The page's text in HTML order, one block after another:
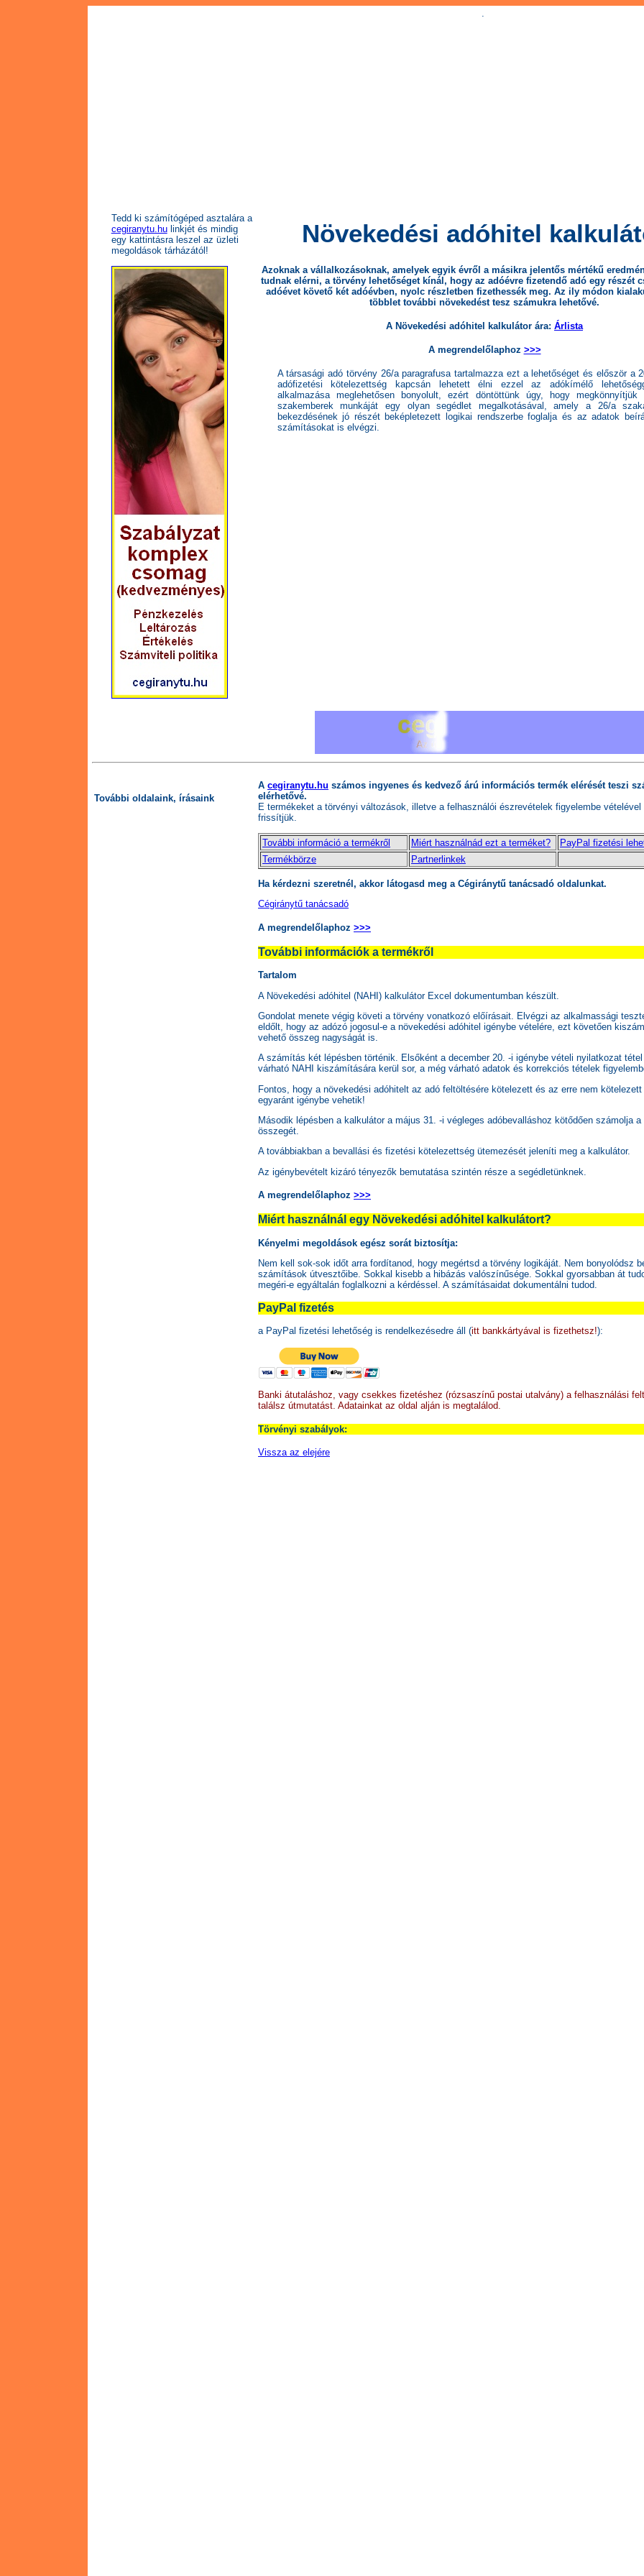
.
Tedd ki számítógéped asztalára a
cegiranytu.hulinkjét és mindig
egy kattintásra leszel az üzleti
megoldások tárházától!
Növekedési adóhitel
Azoknak a vállalkozásoknak, amelyek egyik évről a másikra jelentős mértékű
tudnak elérni, a törvény lehetőséget kínál, hogy az adóévre fizetendő adó egy részét
adóévet követő két adóévben, nyolc részletben fizethessék meg. Az ily módon
többlet további növekedést tesz számukra lehetővé.
A Növekedési adóhitel kalkulátor ára: Árlista
A megrendelőlaphoz >>>
A társasági adó törvény 26/a paragrafusa tartalmazza ezt a lehetőséget és először a
adófizetési kötelezettség kapcsán lehetett élni ezzel az adókímélő
alkalmazása meglehetősen bonyolult, ezért döntöttünk úgy, hogy megkönnyítjük
szakemberek munkáját egy olyan segédlet megalkotásával, amely a 26/a
bekezdésének jó részét beképletezett logikai rendszerbe foglalja és az adatok
számításokat is elvégzi.
További oldalaink, írásaink
A cegiranytu.hu számos ingyenes és kedvező árú információs termék elérését teszi
elérhetővé.
E termékeket a törvényi változások, illetve a felhasználói észrevételek figyelembe vételével
frissítjük.
További információ a termékről Miért használnád ezt a terméket?
PayPal fizetési
Termékbörze
Partnerlinkek
Ha kérdezni szeretnél, akkor látogasd meg a Cégiránytű tanácsadó oldalunkat.
Cégiránytű tanácsadó
A megrendelőlaphoz >>>
További információk a termékről
Tartalom
A Növekedési adóhitel (NAHI) kalkulátor Excel dokumentumban készült.
Gondolat menete végig követi a törvény vonatkozó előírásait. Elvégzi az alkalmassági
eldőlt, hogy az adózó jogosul-e a növekedési adóhitel igénybe vételére, ezt követően
vehető összeg nagyságát is.
A számítás két lépésben történik. Elsőként a december 20. -i igénybe vételi nyilatkozat
várható NAHI kiszámítására kerül sor, a még várható adatok és korrekciós tételek
Fontos, hogy a növekedési adóhitelt az adó feltöltésére kötelezett és az erre nem kötelezett
egyaránt igénybe vehetik!
Második lépésben a kalkulátor a május 31. -i végleges adóbevalláshoz kötődően számolja
összegét.
A továbbiakban a bevallási és fizetési kötelezettség ütemezését jeleníti meg a kalkulátor.
Az igénybevételt kizáró tényezők bemutatása szintén része a segédletünknek.
A megrendelőlaphoz >>>
Miért használnál egy Növekedési adóhitel kalkulátort?
Kényelmi megoldások egész sorát biztosítja:
Nem kell sok-sok időt arra fordítanod, hogy megértsd a törvény logikáját. Nem bonyolódsz
számítások útvesztőibe. Sokkal kisebb a hibázás valószínűsége. Sokkal gyorsabban át
megéri-e egyáltalán foglalkozni a kérdéssel. A számításaidat dokumentálni tudod.
PayPal fizetés
a PayPal fizetési lehetőség is rendelkezésedre áll (itt bankkártyával is fizethetsz!):
Banki átutaláshoz, vagy csekkes fizetéshez (rózsaszínű postai utalvány) a felhasználási
találsz útmutatást. Adatainkat az oldal alján is megtalálod.
Törvényi szabályok:
Vissza az elejére